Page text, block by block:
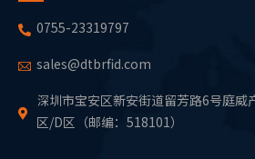
0755-23319797
sales@dtbrfid.com
深圳市宝安区新安街道留芳路6号庭威
区/D区（邮编：518101）